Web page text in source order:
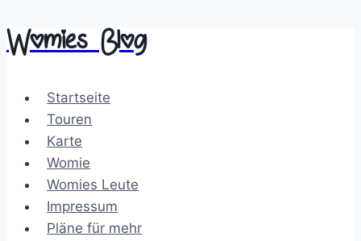
Zum
Inhalt
Womies Blog
Startseite
Touren
Karte
Womie
Womies Leute
Impressum
Pläne für mehr